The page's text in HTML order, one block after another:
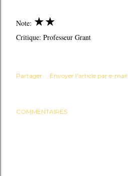
Note: ★★
Critique: Professeur Grant
Partager Envoyer l'article par e-mail
COMMENTAIRES